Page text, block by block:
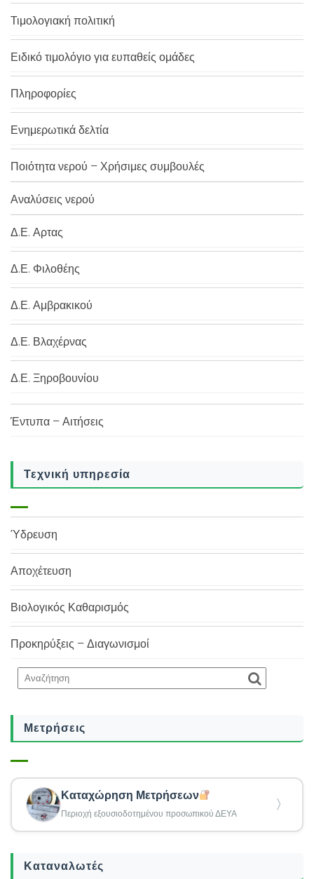
Τιμολογιακή πολιτική
Ειδικό τιμολόγιο για ευπαθείς ομάδες
Πληροφορίες
Ενημερωτικά δελτία
Ποιότητα νερού – Χρήσιμες συμβουλές
Αναλύσεις νερού
Δ.Ε. Αρτας
Δ.Ε. Φιλοθέης
Δ.Ε. Αμβρακικού
Δ.Ε. Βλαχέρνας
Δ.Ε. Ξηροβουνίου
Έντυπα – Αιτήσεις
Τεχνική υπηρεσία
Ύδρευση
Αποχέτευση
Βιολογικός Καθαρισμός
Προκηρύξεις – Διαγωνισμοί
Μετρήσεις
Καταχώρηση Μετρήσεων
Περιοχή εξουσιοδοτημένου προσωπικού ΔΕΥΑ
〉
Καταναλωτές